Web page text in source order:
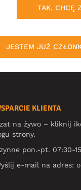
TAK, CHCĘ
JESTEM JUŻ
KLIENTA
na żywo – kliknij
strony.
pon.-pt. 07:30-
e-mail na adres: